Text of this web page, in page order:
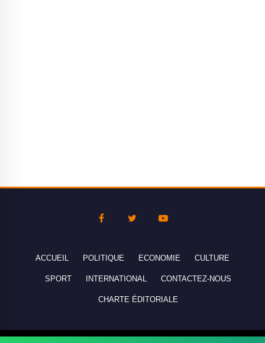
ACCUEIL POLITIQUE ECONOMIE CULTURE
SPORT INTERNATIONAL CONTACTEZ-NOUS
CHARTE ÉDITORIALE